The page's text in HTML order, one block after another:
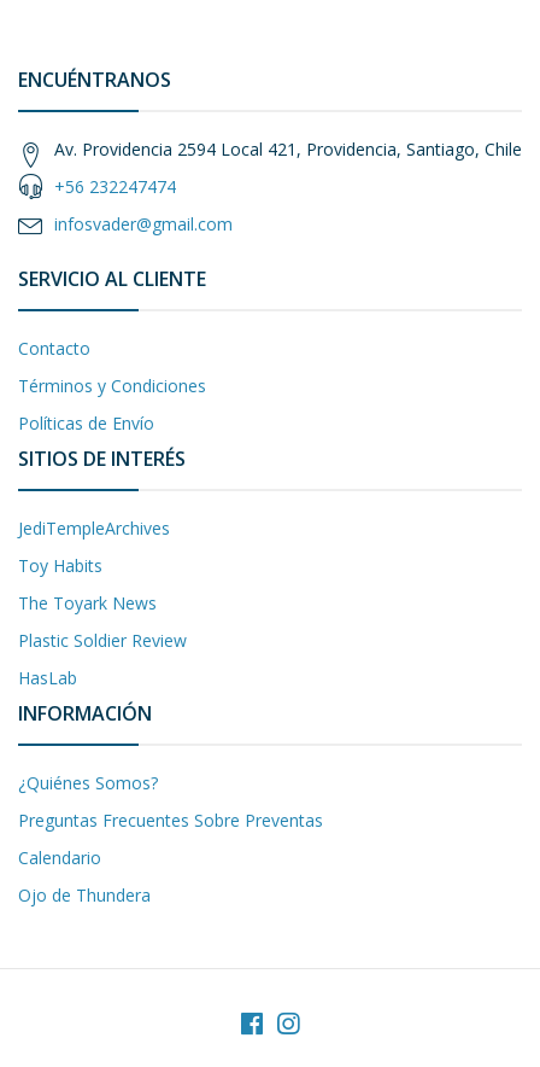
ENCUÉNTRANOS
Av. Providencia 2594 Local 421, Providencia, Santiago, Chile
+56 232247474
infosvader@gmail.com
SERVICIO AL CLIENTE
Contacto
Términos y Condiciones
Políticas de Envío
SITIOS DE INTERÉS
JediTempleArchives
Toy Habits
The Toyark News
Plastic Soldier Review
HasLab
INFORMACIÓN
¿Quiénes Somos?
Preguntas Frecuentes Sobre Preventas
Calendario
Ojo de Thundera